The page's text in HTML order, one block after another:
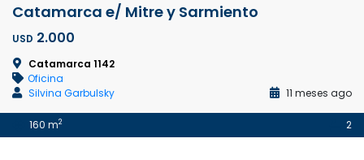
Catamarca e/ Mitre y Sarmiento
USD 2.000
Catamarca 1142
Oficina
Silvina Garbulsky
11 meses ago
160 m2 2